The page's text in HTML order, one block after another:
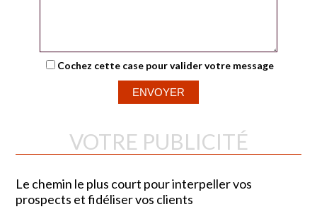
Cochez cette case pour valider votre message
VOTRE PUBLICITÉ
Le chemin le plus court pour interpeller vos
prospects et fidéliser vos clients